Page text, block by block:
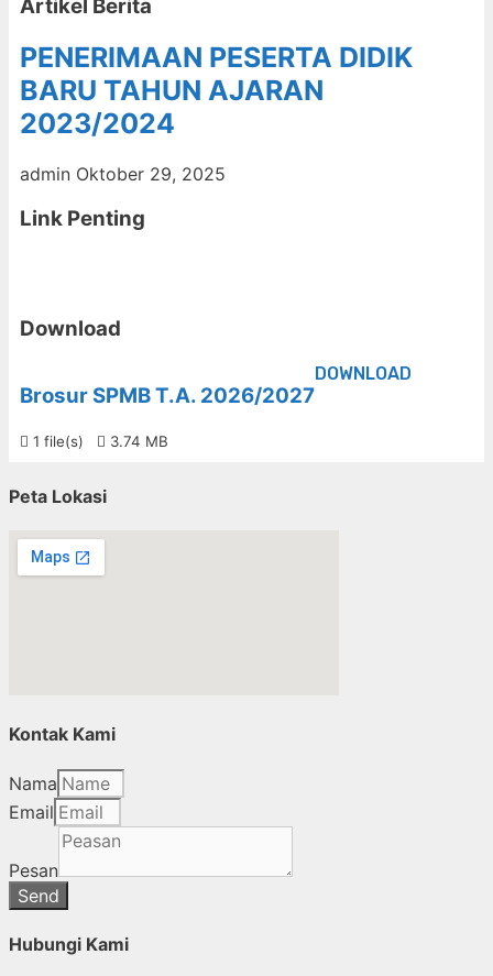
Artikel Berita
PENERIMAAN PESERTA DIDIK
BARU TAHUN AJARAN
2023/2024
admin Oktober 29, 2025
Link Penting
Download
Brosur SPMB T.A. 2026/2027
1 file(s) 3.74 MB
DOWNLOAD
Peta Lokasi
Kontak Kami
Nama
Email
Pesan
Send
Hubungi Kami